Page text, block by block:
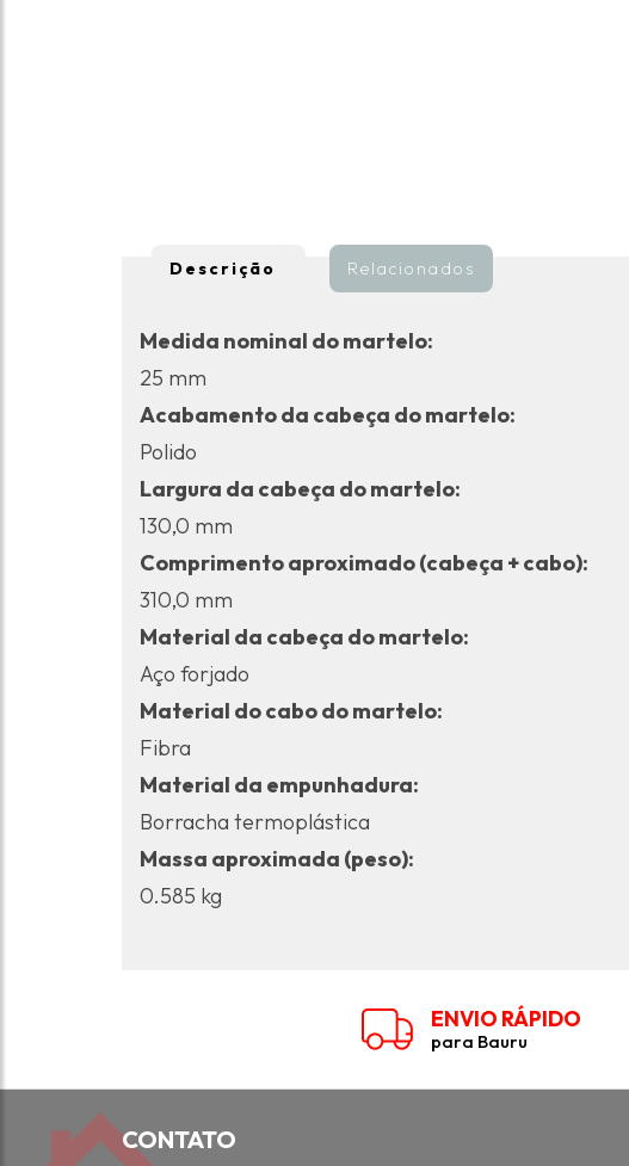
Descrição Relacionados
Medida nominal do martelo:
25 mm
Acabamento da cabeça do martelo:
Polido
Largura da cabeça do martelo:
130,0 mm
Comprimento aproximado (cabeça + cabo):
310,0 mm
Material da cabeça do martelo:
Aço forjado
Material do cabo do martelo:
Fibra
Material da empunhadura:
Borracha termoplástica
Massa aproximada (peso):
0.585 kg
ENVIO RÁPIDO
para Bauru
CONTATO